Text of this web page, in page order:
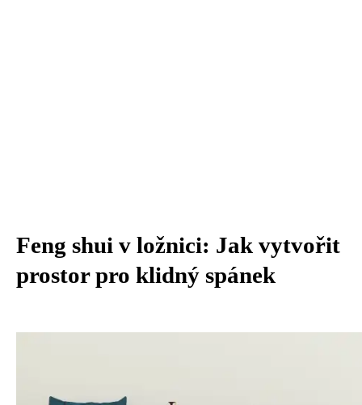
Feng shui v ložnici: Jak vytvořit
prostor pro klidný spánek